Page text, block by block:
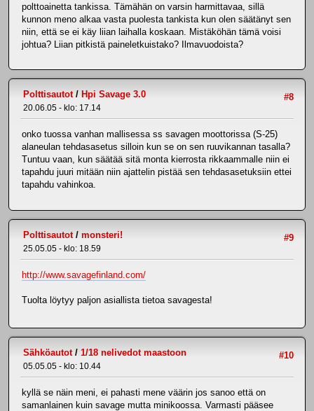
polttoainetta tankissa. Tämähän on varsin harmittavaa, sillä
kunnon meno alkaa vasta puolesta tankista kun olen säätänyt sen
niin, että se ei käy liian laihalla koskaan. Mistäköhän tämä voisi
johtua? Liian pitkistä paineletkuistako? Ilmavuodoista?
#8
Polttisautot/ Hpi Savage 3.0
20.06.05 - klo: 17.14
onko tuossa vanhan mallisessa ss savagen moottorissa (S-25)
alaneulan tehdasasetus silloin kun se on sen ruuvikannan tasalla?
Tuntuu vaan, kun säätää sitä monta kierrosta rikkaammalle niin ei
tapahdu juuri mitään niin ajattelin pistää sen tehdasasetuksiin ettei
tapahdu vahinkoa.
#9
Polttisautot/ monsteri!
25.05.05 - klo: 18.59
http://www.savagefinland.com/
Tuolta löytyy paljon asiallista tietoa savagesta!
#10
Sähköautot/ 1/18 nelivedot maastoon
05.05.05 - klo: 10.44
kyllä se näin meni, ei pahasti mene väärin jos sanoo että on
samanlainen kuin savage mutta minikoossa. Varmasti pääsee